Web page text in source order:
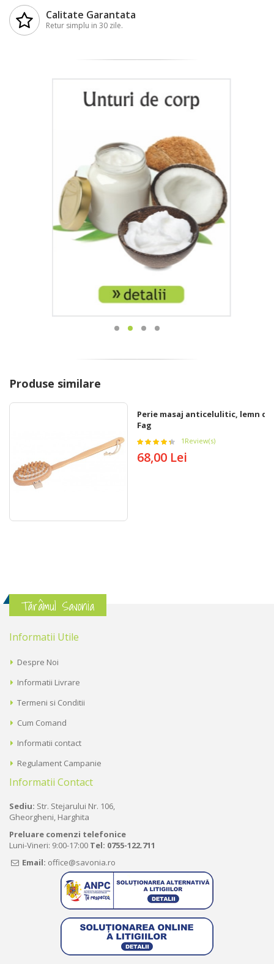
Calitate Garantata
Retur simplu in 30 zile.
Produse similare
Perie masaj anticelulitic, lemn de
Fag
1 Review(s)
68,00 Lei
Tărâmul Savonia
Informatii Utile
Despre Noi
Informatii Livrare
Termeni si Conditii
Cum Comand
Informatii contact
Regulament Campanie
Informatii Contact
Sediu: Str. Stejarului Nr. 106,
Gheorgheni, Harghita
Preluare comenzi telefonice
Luni-Vineri: 9:00-17:00 Tel: 0755-122.711
Email: office@savonia.ro